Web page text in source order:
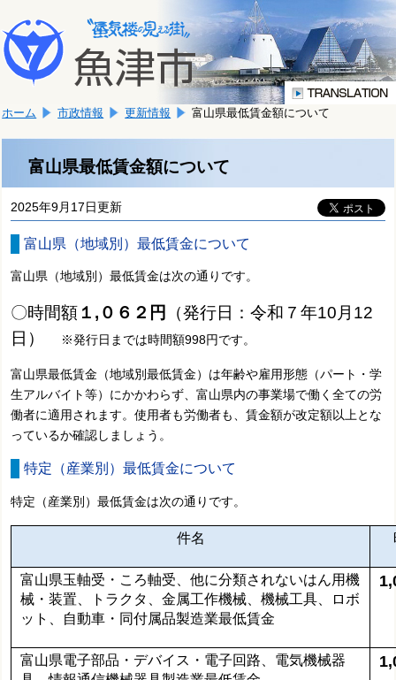
文
へ
移
ま
す。
こ
か
文
ホーム 市政情報 更新情報 富山県最低賃金額について
富山県最低賃金額について
2025年9月17日更新
富山県（地域別）最低賃金について
富山県（地域別）最低賃金は次の通りです。
〇時間額 １,０６２円
（発行日：令和７年10月12
日）
※発行日までは時間額998円です。
富山県最低賃金（地域別最低賃金）は年齢や雇用形態（パート・学
生アルバイト等）にかかわらず、富山県内の事業場で働く全ての労
働者に適用されます。使用者も労働者も、賃金額が改定額以上とな
っているか確認しましょう。
特定（産業別）最低賃金について
特定（産業別）最低賃金は次の通りです。
件名
富山県玉軸受・ころ軸受、他に分類されないはん用機
械・装置、トラクタ、金属工作機械、機械工具、ロボ
ット、自動車・同付属品製造業最低賃金
富山県電子部品・デバイス・電子回路、電気機械器